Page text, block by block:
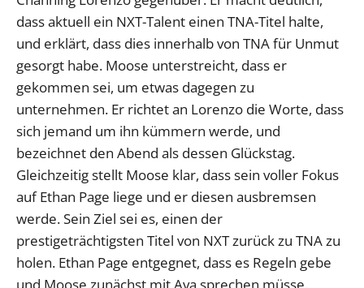
dass aktuell ein NXT-Talent einen TNA-Titel halte,
und erklärt, dass dies innerhalb von TNA für Unmut
gesorgt habe. Moose unterstreicht, dass er
gekommen sei, um etwas dagegen zu
unternehmen. Er richtet an Lorenzo die Worte, dass
sich jemand um ihn kümmern werde, und
bezeichnet den Abend als dessen Glückstag.
Gleichzeitig stellt Moose klar, dass sein voller Fokus
auf Ethan Page liege und er diesen ausbremsen
werde. Sein Ziel sei es, einen der
prestigeträchtigsten Titel von NXT zurück zu TNA zu
holen. Ethan Page entgegnet, dass es Regeln gebe
und Moose zunächst mit Ava sprechen müsse.